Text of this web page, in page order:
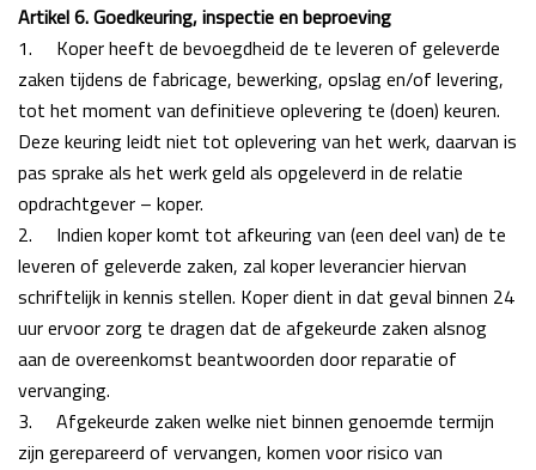
Artikel 6. Goedkeuring, inspectie en beproeving
1.
Koper heeft de bevoegdheid de te leveren of geleverde
zaken tijdens de fabricage, bewerking, opslag en/of levering,
tot het moment van definitieve oplevering te (doen) keuren.
Deze keuring leidt niet tot oplevering van het werk, daarvan is
pas sprake als het werk geld als opgeleverd in de relatie
opdrachtgever – koper.
2.
Indien koper komt tot afkeuring van (een deel van) de te
leveren of geleverde zaken, zal koper leverancier hiervan
schriftelijk in kennis stellen. Koper dient in dat geval binnen 24
uur ervoor zorg te dragen dat de afgekeurde zaken alsnog
aan de overeenkomst beantwoorden door reparatie of
vervanging.
3.
Afgekeurde zaken welke niet binnen genoemde termijn
zijn gerepareerd of vervangen, komen voor risico van